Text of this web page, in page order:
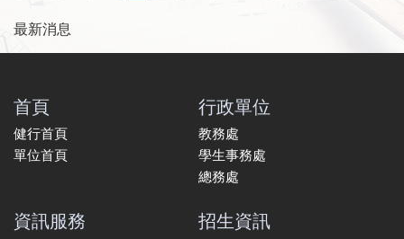
最新消息
首頁
健行首頁
單位首頁
行政單位
教務處
學生事務處
總務處
資訊服務 招生資訊